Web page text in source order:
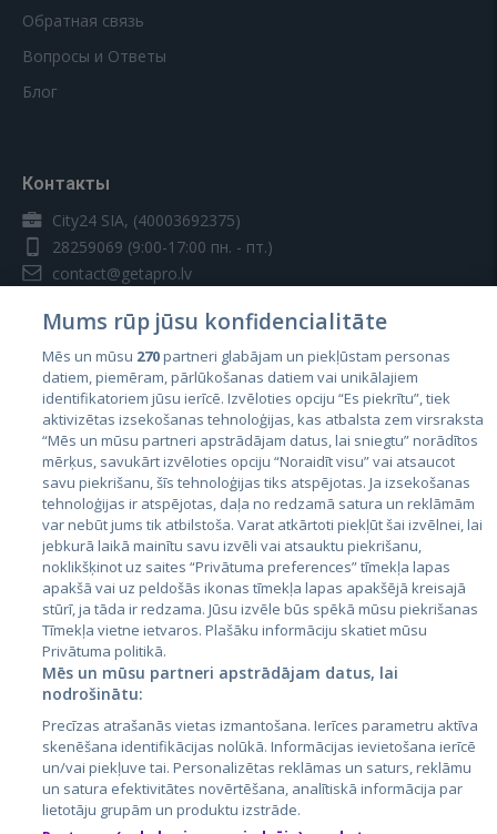
Обратная связь
Вопросы и Ответы
Блог
Контакты
City24 SIA, (40003692375)
28259069 (9:00-17:00 пн. - пт.)
contact@getapro.lv
Страны
Эстония
Латвия
Литва
City24.lv
City24.ee
GetaPro.lv
GetaPro.ee
Skelbiu.lt
CVbankas.lt
Kainos.lt
Paslaugos.lt
auto24.ee
Mums rūp jūsu konfidencialitāte
Mēs un mūsu 270partneri glabājam un piekļūstam personas
datiem, piemēram, pārlūkošanas datiem vai unikālajiem
identifikatoriem jūsu ierīcē. Izvēloties opciju “Es piekrītu”, tiek
aktivizētas izsekošanas tehnoloģijas, kas atbalsta zem virsraksta
“Mēs un mūsu partneri apstrādājam datus, lai sniegtu” norādītos
mērķus, savukārt izvēloties opciju “Noraidīt visu” vai atsaucot
savu piekrišanu, šīs tehnoloģijas tiks atspējotas. Ja izsekošanas
tehnoloģijas ir atspējotas, daļa no redzamā satura un reklāmām
var nebūt jums tik atbilstoša. Varat atkārtoti piekļūt šai izvēlnei, lai
jebkurā laikā mainītu savu izvēli vai atsauktu piekrišanu,
noklikšķinot uz saites “Privātuma preferences” tīmekļa lapas
apakšā vai uz peldošās ikonas tīmekļa lapas apakšējā kreisajā
stūrī, ja tāda ir redzama. Jūsu izvēle būs spēkā mūsu piekrišanas
Tīmekļa vietne ietvaros. Plašāku informāciju skatiet mūsu
Privātuma politikā.
Mēs un mūsu partneri apstrādājam datus, lai
nodrošinātu:
Precīzas atrašanās vietas izmantošana. Ierīces parametru aktīva
skenēšana identifikācijas nolūkā. Informācijas ievietošana ierīcē
un/vai piekļuve tai. Personalizētas reklāmas un saturs, reklāmu
un satura efektivitātes novērtēšana, analītiskā informācija par
lietotāju grupām un produktu izstrāde.